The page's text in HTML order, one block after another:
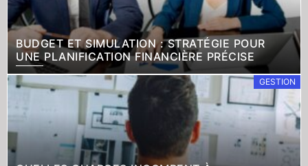
BUDGET ET SIMULATION : STRATÉGIE POUR
UNE PLANIFICATION FINANCIÈRE PRÉCISE
GESTION